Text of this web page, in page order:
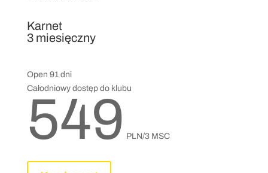
Karnet
3 miesięczny
Open 91 dni
Całodniowy dostęp do klubu
549 PLN/3 MSC